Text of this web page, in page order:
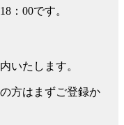
：00です。
いたします。
方はまずご登録か